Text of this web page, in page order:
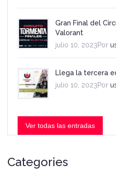
Gran Final del
Valorant
julio 10, 2023Por
Llega la tercera
julio 10, 2023Por
Ver todas las entradas
Categories